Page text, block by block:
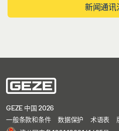
新闻通讯
GEZE 中国 2026
一般条款和条件
数据保护 术语表